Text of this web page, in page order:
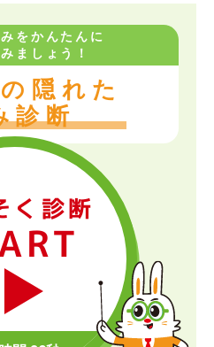
をかんたんに
ましょう！
隠れた
診断
く診断